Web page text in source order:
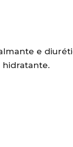
e
hidratante.